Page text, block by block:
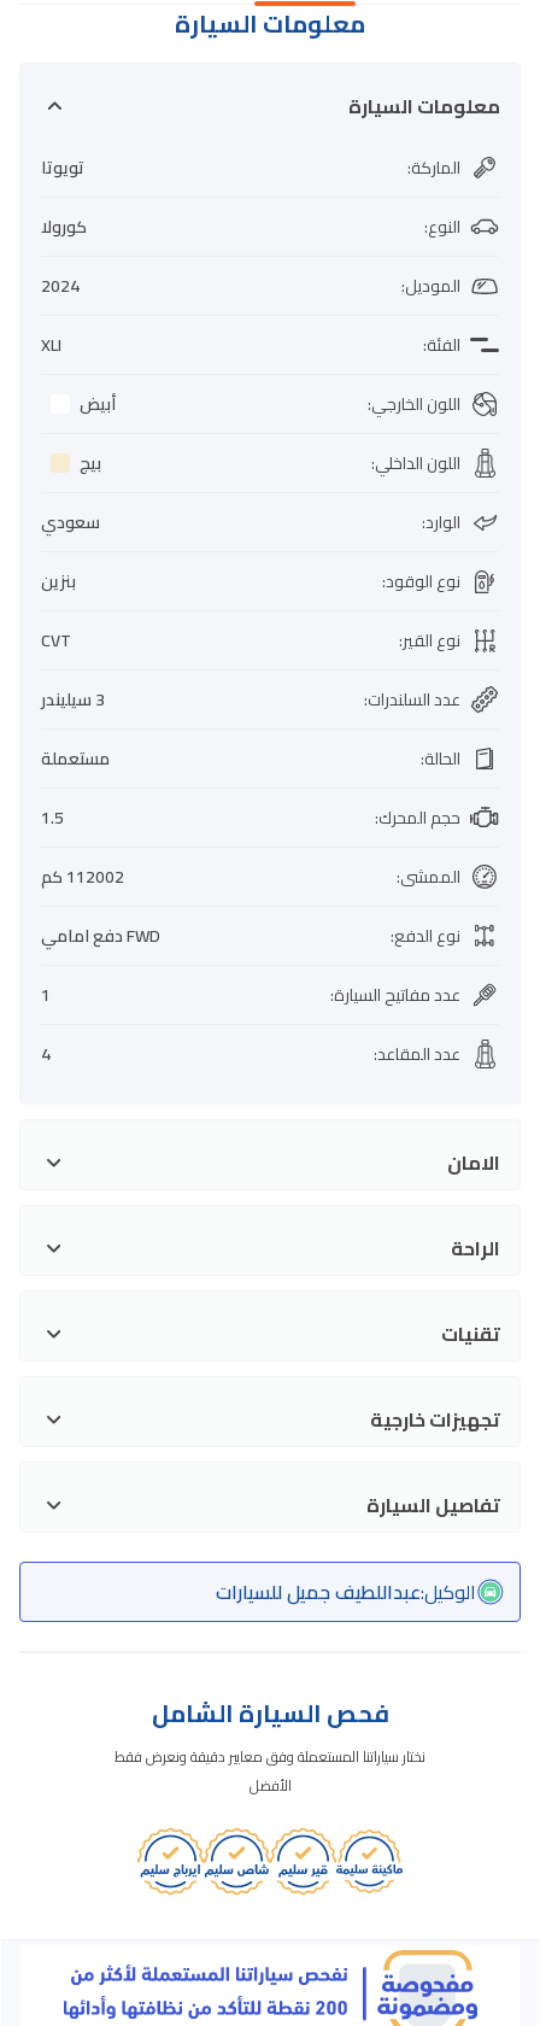
معلومات السيارة
معلومات السيارة
الماركة:
تويوتا
النوع:
كورولا
الموديل:
2024
الفئة:
XLI
اللون الخارجي:
أبيض
اللون الداخلي:
بيج
الوارد:
سعودي
نوع الوقود:
بنزين
نوع القير:
CVT
عدد السلندرات:
3 سيليندر
الحالة:
مستعملة
حجم المحرك:
1.5
الممشى:
112002 كم
نوع الدفع:
FWD دفع امامي
عدد مفاتيح السيارة:
1
عدد المقاعد:
4
الامان
الراحة
تقنيات
تجهيزات خارجية
تفاصيل السيارة
الوكيل:عبداللطيف جميل للسيارات
فحص السيارة الشامل
نختار سياراتنا المستعملة وفق معايير دقيقة ونعرض فقط
الأفضل